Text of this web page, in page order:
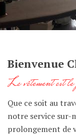
Bienvenue
Le vêtement est le
Que ce soit au
notre service sur-
prolongement de